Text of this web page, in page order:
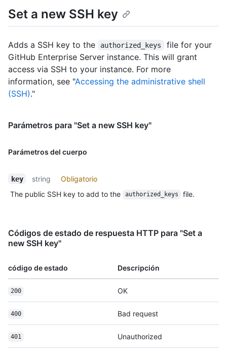
Set a new SSH key
Adds a SSH key to the authorized_keys
file for your
GitHub Enterprise Server instance. This will grant
access via SSH to your instance. For more
information, see "Accessing the administrative shell
(SSH)."
Parámetros para "Set a new SSH key"
Parámetros del cuerpo
key string
Obligatorio
The public SSH key to add to the
authorized_keys file.
Códigos de estado de respuesta HTTP para "Set a
new SSH key"
código de estado Descripción
200 OK
400 Bad request
401 Unauthorized